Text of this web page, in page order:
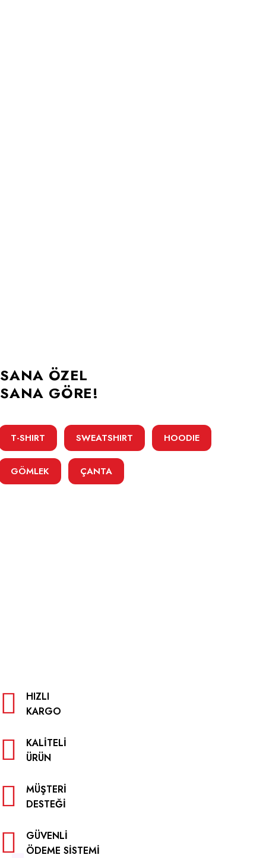
SANA ÖZEL
SANA GÖRE!
T-SHIRT SWEATSHIRT HOODIE
GÖMLEK ÇANTA
HIZLI
KARGO
KALITELI
ÜRÜN
MÜŞTERI
DESTEĞI
GÜVENLI
ÖDEME SISTEMI